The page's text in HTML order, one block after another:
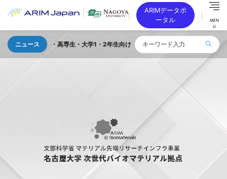
ARIMデータポ
ータル
MEN
U
ニュース
校生・高専生・大学1・2年生向け 「TOKAI SEMICON DAY」を 2026年8月1